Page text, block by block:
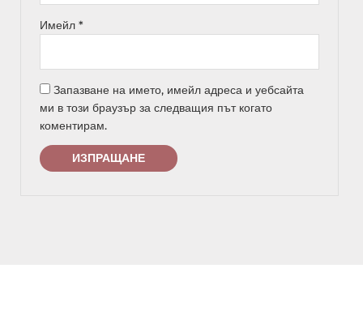
Имейл *
Запазване на името, имейл адреса и уебсайта
ми в този браузър за следващия път когато
коментирам.